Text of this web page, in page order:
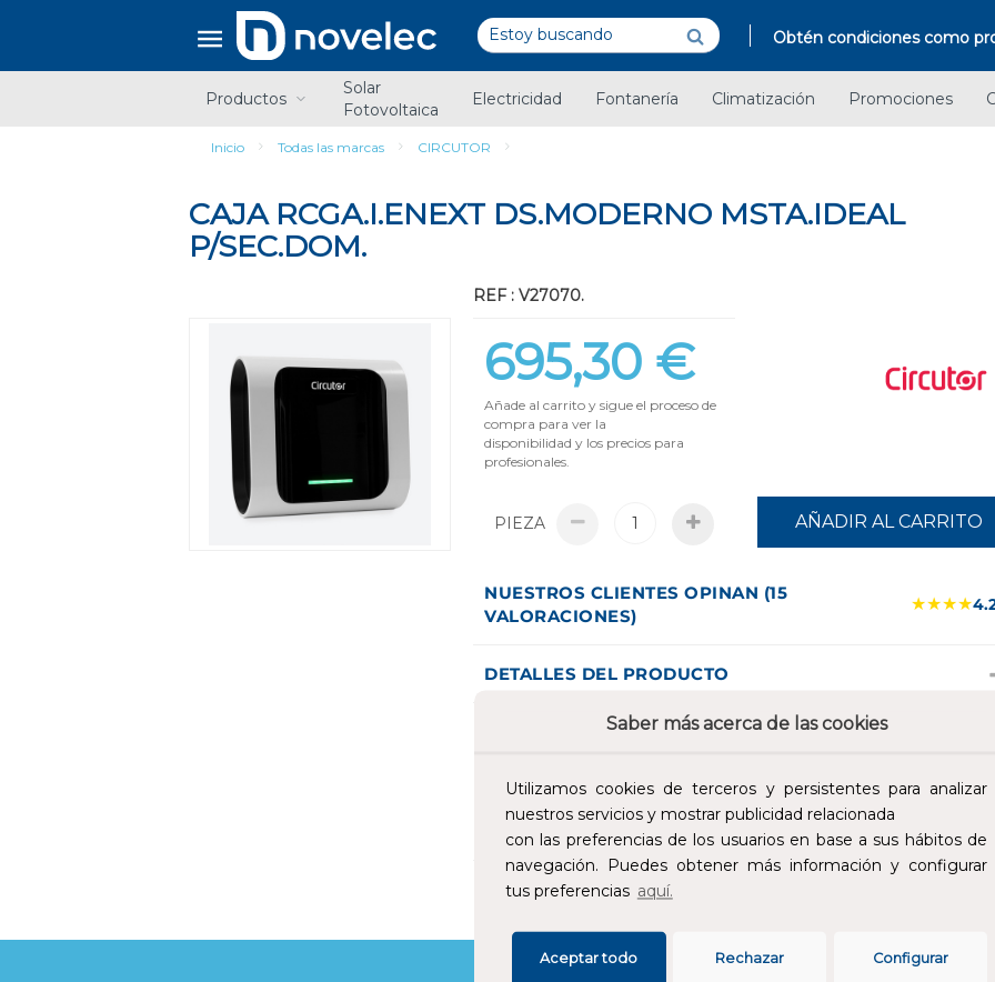
Saber más acerca de las cookies
Utilizamos cookies de terceros y persistentes para analizar
nuestros servicios y mostrar publicidad relacionada
con las preferencias de los usuarios en base a sus hábitos de
navegación. Puedes obtener más información y configurar
tus preferencias aquí.
Configurar
Rechazar
Aceptar todo
de
Obtén condiciones como
Productos
Solar
Fotovoltaica
Electricidad Fontanería Climatización Promociones
Inicio Todas las marcas CIRCUTOR
CAJA RCGA.I.ENEXT DS.MODERNO MSTA.IDEAL
P/SEC.DOM.
REF : V27070.
695,30 €
Añade al carrito y sigue el proceso de
compra para ver la
disponibilidad y los precios para
profesionales.
PIEZA AÑADIR AL CARRITO
NUESTROS CLIENTES OPINAN (15
VALORACIONES)
★★★★
DETALLES DEL PRODUCTO
eNext M-S2, Cajas de recarga. Comunicaciones: Inalámbricas
ESPECIFICACIONES